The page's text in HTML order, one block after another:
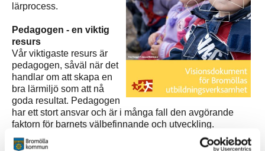
lärprocess.
Pedagogen - en viktig
resurs
Vår viktigaste resurs är
pedagogen, såväl när det
handlar om att skapa en
bra lärmiljö som att nå
goda resultat. Pedagogen
har ett stort ansvar och är i många fall den avgörande
faktorn för barnets välbefinnande och utveckling.
Syfte med visionsdokumentet